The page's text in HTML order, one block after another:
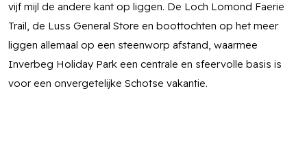
vijf mijl de andere kant op liggen. De Loch Lomond Faerie
Trail, de Luss General Store en boottochten op het meer
liggen allemaal op een steenworp afstand, waarmee
Inverbeg Holiday Park een centrale en sfeervolle basis is
voor een onvergetelijke Schotse vakantie.